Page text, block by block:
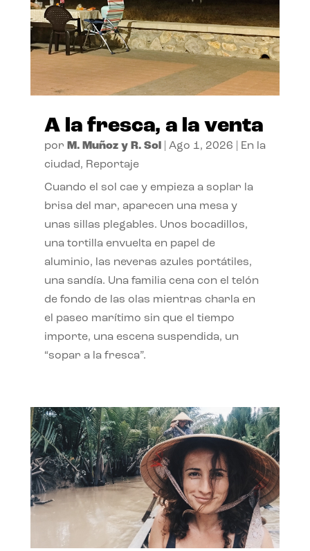
A la fresca, a la venta
por M. Muñoz y R. Sol| Ago 1, 2026
En la
ciudad, Reportaje
Cuando el sol cae y empieza a soplar la
brisa del mar, aparecen una mesa y
unas sillas plegables. Unos bocadillos,
una tortilla envuelta en papel de
aluminio, las neveras azules portátiles,
una sandía. Una familia cena con el telón
de fondo de las olas mientras charla en
el paseo marítimo sin que el tiempo
importe, una escena suspendida, un
“sopar a la fresca”.